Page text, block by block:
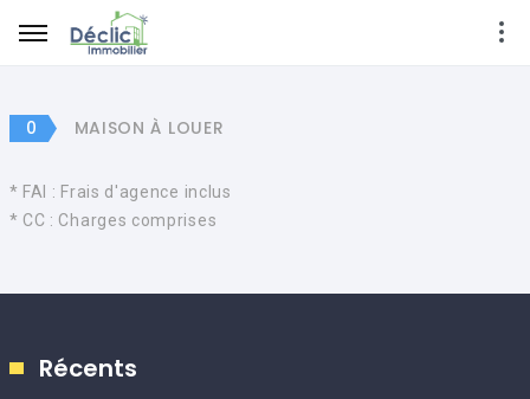
0 MAISON À LOUER
* FAI : Frais d'agence inclus
* CC : Charges comprises
Récents